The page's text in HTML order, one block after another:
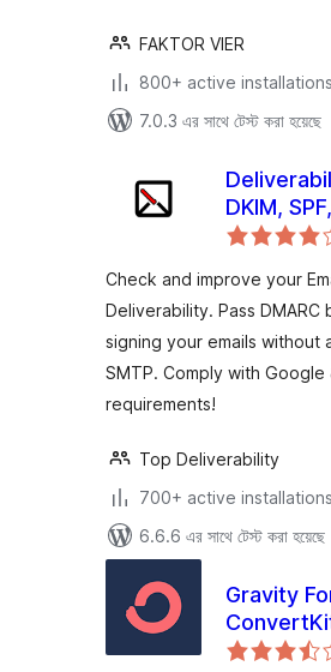
FAKTOR VIER
800+ active installations
7.0.3 এর সাথে টেস্ট করা হয়েছে
DKIM,
& more
Check and improve your
Deliverability. Pass DMARC
signing your emails without
SMTP. Comply with Google
requirements!
Top Deliverability
700+ active installations
6.6.6 এর সাথে টেস্ট করা হয়েছে
Gravity